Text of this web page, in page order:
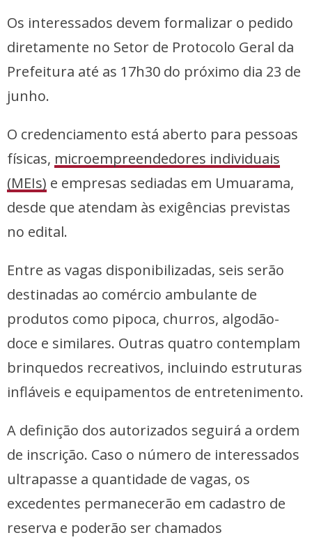
Os interessados devem formalizar o pedido
diretamente no Setor de Protocolo Geral da
Prefeitura até as 17h30 do próximo dia 23 de
junho.
O credenciamento está aberto para pessoas
físicas, microempreendedores individuais
(MEIs) e empresas sediadas em Umuarama,
desde que atendam às exigências previstas
no edital.
Entre as vagas disponibilizadas, seis serão
destinadas ao comércio ambulante de
produtos como pipoca, churros, algodão-
doce e similares. Outras quatro contemplam
brinquedos recreativos, incluindo estruturas
infláveis e equipamentos de entretenimento.
A definição dos autorizados seguirá a ordem
de inscrição. Caso o número de interessados
ultrapasse a quantidade de vagas, os
excedentes permanecerão em cadastro de
reserva e poderão ser chamados